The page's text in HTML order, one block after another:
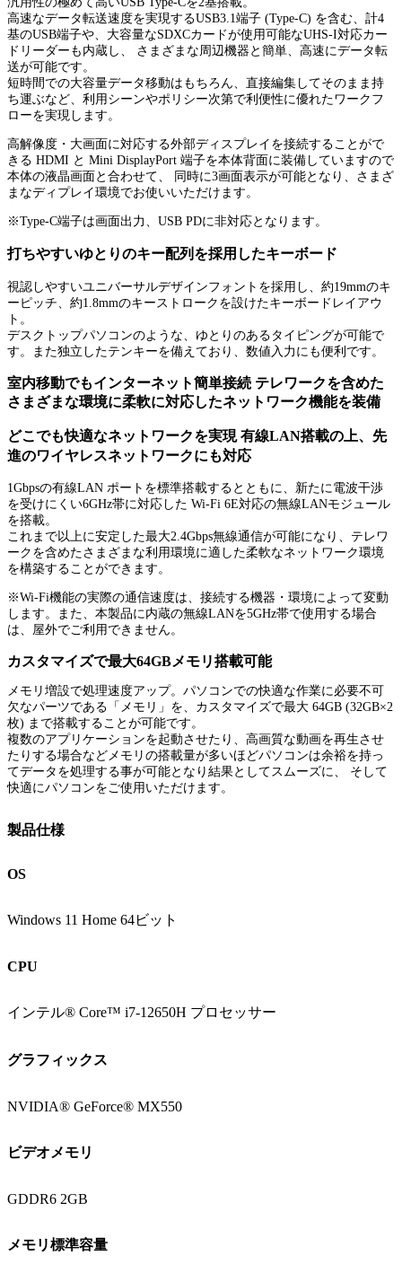
高速なデータ転送速度を実現するUSB3.1端子 (Type-C) を含む、計4
基のUSB端子や、大容量なSDXCカードが使用可能なUHS-I対応カー
ドリーダーも内蔵し、 さまざまな周辺機器と簡単、高速にデータ転
送が可能です。
短時間での大容量データ移動はもちろん、直接編集してそのまま持
ち運ぶなど、利用シーンやポリシー次第で利便性に優れたワークフ
ローを実現します。
高解像度・大画面に対応する外部ディスプレイを接続することがで
きる HDMI と Mini DisplayPort 端子を本体背面に装備していますので
本体の液晶画面と合わせて、 同時に3画面表示が可能となり、さまざ
まなディプレイ環境でお使いいただけます。
※Type-C端子は画面出力、USB PDに非対応となります。
打ちやすいゆとりのキー配列を採用したキーボード
視認しやすいユニバーサルデザインフォントを採用し、約19mmのキ
ーピッチ、約1.8mmのキーストロークを設けたキーボードレイアウ
ト。
デスクトップパソコンのような、ゆとりのあるタイピングが可能で
す。また独立したテンキーを備えており、数値入力にも便利です。
室内移動でもインターネット簡単接続 テレワークを含めた
さまざまな環境に柔軟に対応したネットワーク機能を装備
どこでも快適なネットワークを実現 有線LAN搭載の上、先
進のワイヤレスネットワークにも対応
1Gbpsの有線LAN ポートを標準搭載するとともに、新たに電波干渉
を受けにくい6GHz帯に対応した Wi-Fi 6E対応の無線LANモジュール
を搭載。
これまで以上に安定した最大2.4Gbps無線通信が可能になり、テレワ
ークを含めたさまざまな利用環境に適した柔軟なネットワーク環境
を構築することができます。
※Wi-Fi機能の実際の通信速度は、接続する機器・環境によって変動
します。また、本製品に内蔵の無線LANを5GHz帯で使用する場合
は、屋外でご利用できません。
カスタマイズで最大64GBメモリ搭載可能
メモリ増設で処理速度アップ。パソコンでの快適な作業に必要不可
欠なパーツである「メモリ」を、カスタマイズで最大 64GB (32GB×2
枚) まで搭載することが可能です。
複数のアプリケーションを起動させたり、高画質な動画を再生させ
たりする場合などメモリの搭載量が多いほどパソコンは余裕を持っ
てデータを処理する事が可能となり結果としてスムーズに、 そして
快適にパソコンをご使用いただけます。
製品仕様
OS
Windows 11 Home 64ビット
CPU
インテル® Core™ i7-12650H プロセッサー
グラフィックス
NVIDIA® GeForce® MX550
ビデオメモリ
GDDR6 2GB
メモリ標準容量